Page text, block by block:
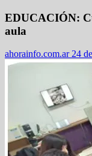
Destacadas,
Puerto
Quequén
EDUCACIÓN:
aula
ahorainfo.com.ar 24